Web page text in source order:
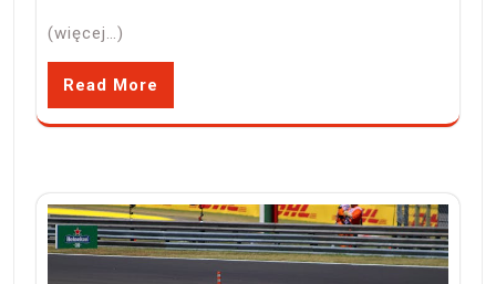
(więcej…)
Read More